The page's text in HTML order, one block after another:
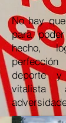
No hay
para
hecho,
deporte